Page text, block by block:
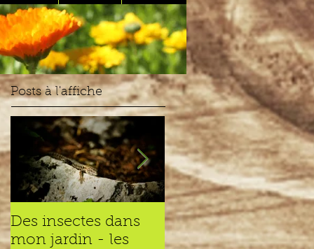
Posts à l'affiche
Des insectes dans
mon jardin - les
Des insectes dans
mon jardin – les